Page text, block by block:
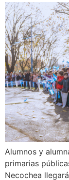
Alumnos y
primarias
Necochea